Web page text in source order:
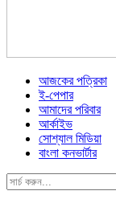
আজকের পত্রিকা
ই-পেপার
আমাদের পরিবার
আর্কাইভ
সোশ্যাল মিডিয়া
বাংলা কনভার্টার